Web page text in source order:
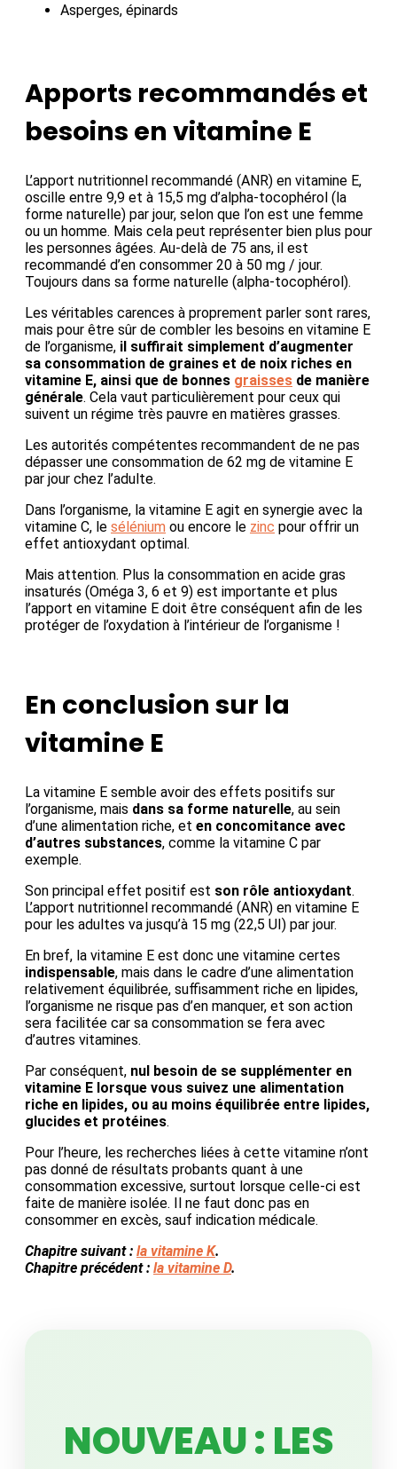
Asperges, épinards
Apports recommandés et
besoins en vitamine E
L’apport nutritionnel recommandé (ANR) en vitamine E,
oscille entre 9,9 et à 15,5 mg d’alpha-tocophérol (la
forme naturelle) par jour, selon que l’on est une femme
ou un homme. Mais cela peut représenter bien plus pour
les personnes âgées. Au-delà de 75 ans, il est
recommandé d’en consommer 20 à 50 mg / jour.
Toujours dans sa forme naturelle (alpha-tocophérol).
Les véritables carences à proprement parler sont rares,
mais pour être sûr de combler les besoins en vitamine E
de l’organisme, il suffirait simplement d’augmenter
sa consommation de graines et de noix riches en
vitamine E, ainsi que de bonnes graisses de manière
générale. Cela vaut particulièrement pour ceux qui
suivent un régime très pauvre en matières grasses.
Les autorités compétentes recommandent de ne pas
dépasser une consommation de 62 mg de vitamine E
par jour chez l’adulte.
Dans l’organisme, la vitamine E agit en synergie avec la
vitamine C, le sélénium ou encore le zinc pour offrir un
effet antioxydant optimal.
Mais attention. Plus la consommation en acide gras
insaturés (Oméga 3, 6 et 9) est importante et plus
l’apport en vitamine E doit être conséquent afin de les
protéger de l’oxydation à l’intérieur de l’organisme !
En conclusion sur la
vitamine E
La vitamine E semble avoir des effets positifs sur
l’organisme, mais dans sa forme naturelle, au sein
d’une alimentation riche, et en concomitance avec
d’autres substances, comme la vitamine C par
exemple.
Son principal effet positif est son rôle antioxydant.
L’apport nutritionnel recommandé (ANR) en vitamine E
pour les adultes va jusqu’à 15 mg (22,5 UI) par jour.
En bref, la vitamine E est donc une vitamine certes
indispensable, mais dans le cadre d’une alimentation
relativement équilibrée, suffisamment riche en lipides,
l’organisme ne risque pas d’en manquer, et son action
sera facilitée car sa consommation se fera avec
d’autres vitamines.
Par conséquent, nul besoin de se supplémenter en
vitamine E lorsque vous suivez une alimentation
riche en lipides, ou au moins équilibrée entre lipides,
glucides et protéines.
Pour l’heure, les recherches liées à cette vitamine n’ont
pas donné de résultats probants quant à une
consommation excessive, surtout lorsque celle-ci est
faite de manière isolée. Il ne faut donc pas en
consommer en excès, sauf indication médicale.
Chapitre suivant : la vitamine K.
Chapitre précédent : la vitamine D.
NOUVEAU : LES